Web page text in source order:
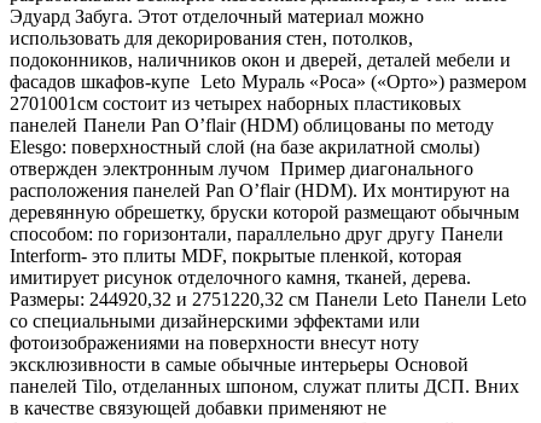
Эдуард Забуга. Этот отделочный материал можно
использовать для декорирования стен, потолков,
подоконников, наличников окон и дверей, деталей мебели и
фасадов шкафов-купе Leto Мураль «Роса» («Орто») размером
2701001см состоит из четырех наборных пластиковых
панелей Панели Pan O’flair (HDM) облицованы по методу
Elesgo: поверхностный слой (на базе акрилатной смолы)
отвержден электронным лучом Пример диагонального
расположения панелей Pan O’flair (HDM). Их монтируют на
деревянную обрешетку, бруски которой размещают обычным
способом: по горизонтали, параллельно друг другу Панели
Interform- это плиты MDF, покрытые пленкой, которая
имитирует рисунок отделочного камня, тканей, дерева.
Размеры: 244920,32 и 2751220,32 см Панели Leto Панели Leto
со специальными дизайнерскими эффектами или
фотоизображениями на поверхности внесут ноту
эксклюзивности в самые обычные интерьеры Основой
панелей Tilo, отделанных шпоном, служат плиты ДСП. Вних
в качестве связующей добавки применяют не